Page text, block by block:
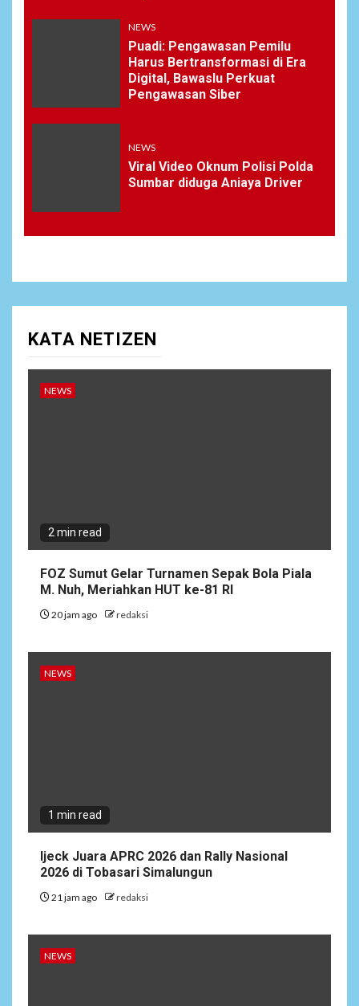
NEWS
Puadi: Pengawasan Pemilu
Harus Bertransformasi di Era
Digital, Bawaslu Perkuat
Pengawasan Siber
NEWS
Viral Video Oknum Polisi Polda
Sumbar diduga Aniaya Driver
KATA NETIZEN
NEWS
2 min read
FOZ Sumut Gelar Turnamen Sepak Bola Piala
M. Nuh, Meriahkan HUT ke-81 RI
20 jam ago redaksi
NEWS
1 min read
Ijeck Juara APRC 2026 dan Rally Nasional
2026 di Tobasari Simalungun
21 jam ago redaksi
NEWS